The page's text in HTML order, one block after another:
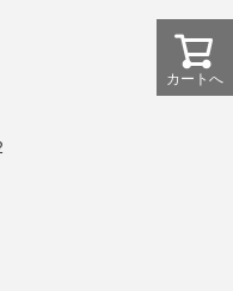
カートへ